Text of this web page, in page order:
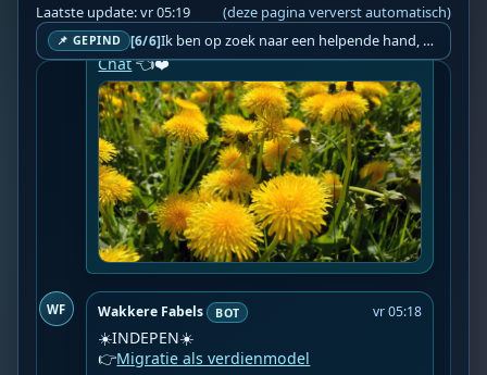
Laatste update: vr 05:19 (deze pagina ververst automatisch)
📌 GEPIND [6/6] Ik ben op zoek naar een helpende hand, een menselijk oog, een admin die helpt met controleren of de chat wel correct word gemodereerd word door NoMoSpam. 98% gaat automatisch goed, toch ik dit nooit helemaal loslaten en moet er altijd een mens mee blijven opletten bij elke beslissing die gemaakt word. Waar bestaan de werkzaamheden uit? Mee kijken in admin log kanaal naar alle drugs/porno/scams die voorbij komen en in het geval van een randgevalletje, ingrijpen en b.v. een verwijderd maar wel toegestaan bericht terug plaatsen met een druk op de knop. tsja zo banaal en simpel is het gesteld.. Word je hier blij van? Nee. Strookt het je ego? Nee. Word je er beter van? Nee. Kost het veel tijd? Totaal niet, consistentie en regelmaat is belangrijker dan 'er even voor kunnen gaan zitten'.. het werk is in een paar seconden gepiept.. je checkt puur of AI de juiste beslissing heeft gemaakt.. …
📍 Bron: NineForNews
❤️👉 Discussieer ook mee via De Wakkeren
Chat 👈❤️
WF Wakkere Fabels BOT vr 05:18
☀️INDEPEN☀️
👉Migratie als verdienmodel